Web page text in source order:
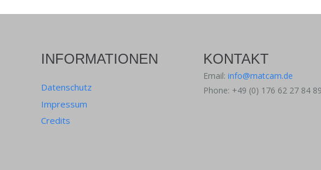
INFORMATIONEN
Datenschutz
Impressum
Credits
KONTAKT
Email: info@matcam.de
Phone: +49 (0) 176 62 27 84